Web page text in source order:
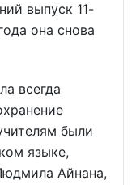
выпуск 11-
она снова
всегда
были
языке,
Айнана,